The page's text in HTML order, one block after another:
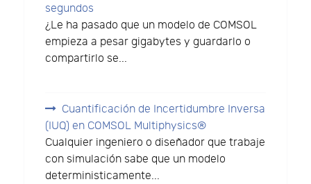
segundos
¿Le ha pasado que un modelo de COMSOL
empieza a pesar gigabytes y guardarlo o
compartirlo se...
Cuantificación de Incertidumbre Inversa
(IUQ) en COMSOL Multiphysics®
Cualquier ingeniero o diseñador que trabaje
con simulación sabe que un modelo
deterministicamente...